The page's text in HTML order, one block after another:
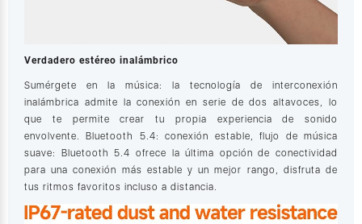
Verdadero estéreo inalámbrico
Sumérgete en la música: la tecnología de interconexión
inalámbrica admite la conexión en serie de dos altavoces, lo
que te permite crear tu propia experiencia de sonido
envolvente. Bluetooth 5.4: conexión estable, flujo de música
suave: Bluetooth 5.4 ofrece la última opción de conectividad
para una conexión más estable y un mejor rango, disfruta de
tus ritmos favoritos incluso a distancia.